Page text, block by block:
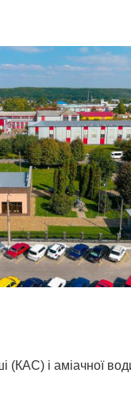
(КАС) i амiачної